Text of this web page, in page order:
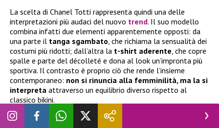
La scelta di Chanel Totti rappresenta quindi una delle
interpretazioni più audaci del nuovo trend. Il suo modello
combina infatti due elementi apparentemente opposti: da
una parte il tanga sgambato, che richiama la sensualità dei
costumi più ridotti; dall’altra la t-shirt aderente, che copre
spalle e parte del décolleté e dona al look un’impronta più
sportiva. Il contrasto è proprio ciò che rende l’insieme
contemporaneo: non si rinuncia alla femminilità, ma la si
interpreta attraverso un equilibrio diverso rispetto al
classico bikini.
Il rosa, inoltre, contribuisce a rendere il look ancora più